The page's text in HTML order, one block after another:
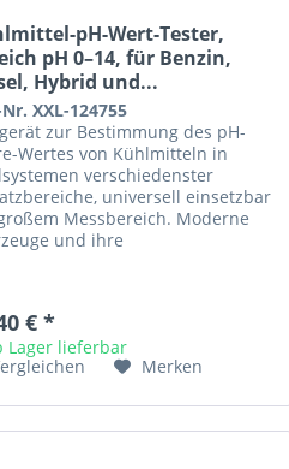
pH-Wert-Tester,
pH 0–14, für Benzin,
Hybrid und...
XXL-124755
zur Bestimmung des pH-
Wertes von Kühlmitteln in
verschiedenster
universell einsetzbar
Messbereich. Moderne
und ihre
€ *
Lager lieferbar
Merken